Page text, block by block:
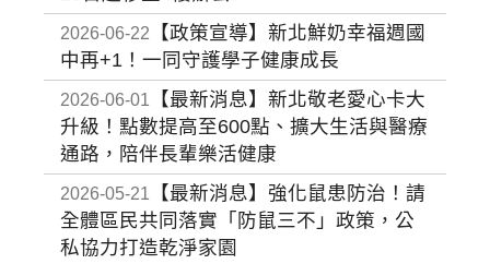
2026-06-22
【政策宣導】新北鮮奶幸福週國
中再+1！一同守護學子健康成長
2026-06-01
【最新消息】新北敬老愛心卡大
升級！點數提高至600點、擴大生活與醫療
通路，陪伴長輩樂活健康
2026-05-21
【最新消息】強化鼠患防治！請
全體區民共同落實「防鼠三不」政策，公
私協力打造乾淨家園